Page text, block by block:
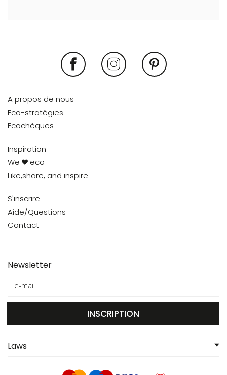
A propos de nous
Eco-stratégies
Ecochèques
Inspiration
We
eco
Like,share, and inspire
S'inscrire
Aide/Questions
Contact
Newsletter
INSCRIPTION
Laws